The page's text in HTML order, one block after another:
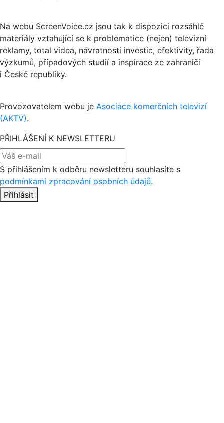
Na webu ScreenVoice.cz jsou tak k dispozici rozsáhlé
materiály vztahující se k problematice (nejen) televizní
reklamy, total videa, návratnosti investic, efektivity, řada
výzkumů, případových studií a inspirace ze zahraničí
i České republiky.
Provozovatelem webu je Asociace komerčních televizí
(AKTV).
PŘIHLÁŠENÍ K NEWSLETTERU
S přihlášením k odběru newsletteru souhlasíte s
podmínkami zpracování osobních údajů.
Přihlásit